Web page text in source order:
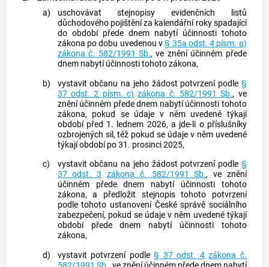
a)
uschovávat stejnopisy evidenčních listů
důchodového pojištění za kalendářní roky spadající
do období přede dnem nabytí účinnosti tohoto
zákona po dobu uvedenou v§ 35a odst. 4 písm. a)
zákona č. 582/1991 Sb., ve znění účinném přede
dnem nabytí účinnosti tohoto zákona,
b)
vystavit občanu na jeho žádost potvrzení podle §
37 odst. 2 písm. c) zákona č. 582/1991 Sb., ve
znění účinném přede dnem nabytí účinnosti tohoto
zákona, pokud se údaje v něm uvedené týkají
období před 1. lednem 2026, a jde-li o příslušníky
ozbrojených sil, též pokud se údaje v něm uvedené
týkají období po 31. prosinci 2025,
c)
vystavit občanu na jeho žádost potvrzení podle §
37 odst. 3 zákona č. 582/1991 Sb., ve znění
účinném přede dnem nabytí účinnosti tohoto
zákona, a předložit stejnopis tohoto potvrzení
podle tohoto ustanovení České správě sociálního
zabezpečení, pokud se údaje v něm uvedené týkají
období přede dnem nabytí účinnosti tohoto
zákona,
d)
vystavit potvrzení podle§ 37 odst. 4 zákona č.